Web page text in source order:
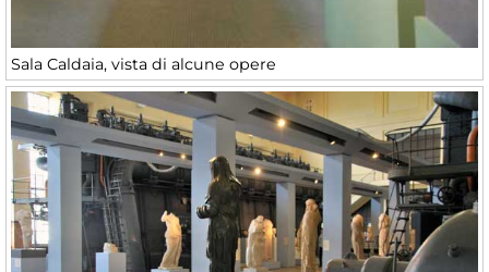
Sala Caldaia, vista di alcune opere